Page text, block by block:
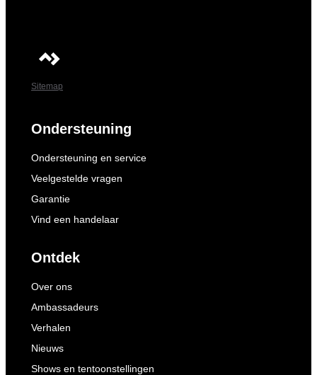
Sitemap
Ondersteuning
Ondersteuning en service
Veelgestelde vragen
Garantie
Vind een handelaar
Ontdek
Over ons
Ambassadeurs
Verhalen
Nieuws
Shows en tentoonstellingen